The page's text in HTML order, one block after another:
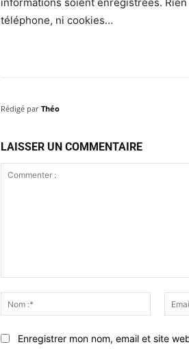
téléphone, ni cookies…
Rédigé par Théo
LAISSER UN COMMENTAIRE
:*
Enregistrer mon nom, email et site